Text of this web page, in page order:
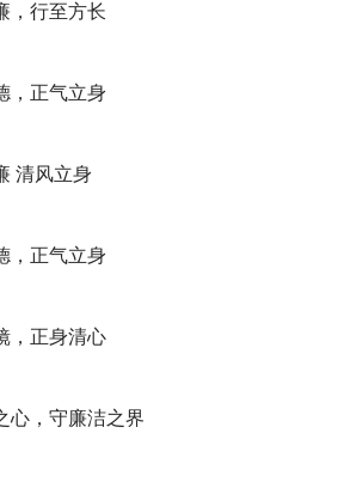
，行至方长
，正气立身
清风立身
，正气立身
，正身清心
心，守廉洁之界